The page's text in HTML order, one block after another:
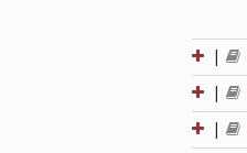
|
|
|